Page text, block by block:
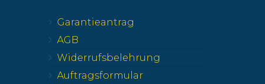
Garantieantrag
AGB
Widerrufsbelehrung
Auftragsformular